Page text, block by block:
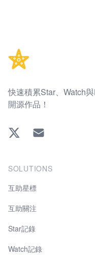
快速積累Star、Watch
開源作品！
Twitter EMAIL
SOLUTIONS
互助星標
互助關注
Star記錄
Watch記錄